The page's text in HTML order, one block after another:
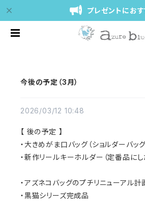
プレゼントにお
今後の予定（3月）
2026/03/12 10:48
【 後の予定 】
・大きめがま口バッグ（ショルダーバッ
・新作リールキーホルダー（定番品にし
・アズネコバッグのプチリニューアル計
・黒猫シリーズ完成品